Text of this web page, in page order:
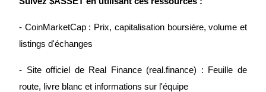
- CoinMarketCap : Prix, capitalisation boursière, volume et
listings d'échanges
- Site officiel de Real Finance (real.finance) : Feuille de
route, livre blanc et informations sur l'équipe